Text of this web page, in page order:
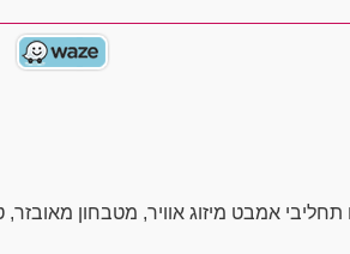
אמבט מיזוג אוויר, מטבחון מאובזר,